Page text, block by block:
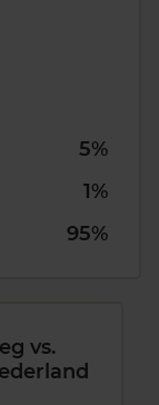
5%
1%
95%
vs.